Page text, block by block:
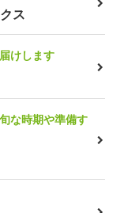
ス
けします
な時期や準備す